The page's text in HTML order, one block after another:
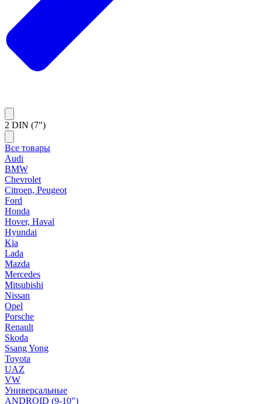
2 DIN (7")
Все товары
Audi
BMW
Chevrolet
Citroen, Peugeot
Ford
Honda
Hover, Haval
Hyundai
Kia
Lada
Mazda
Mercedes
Mitsubishi
Nissan
Opel
Porsche
Renault
Skoda
Ssang Yong
Toyota
UAZ
VW
Универсальные
ANDROID (9-10")